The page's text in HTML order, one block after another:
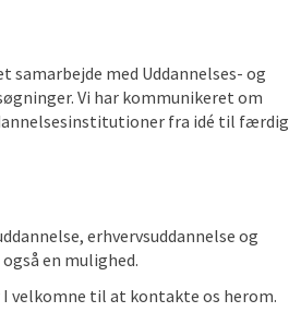
med Uddannelses- og
. Vi har kommunikeret om
fra idé til færdig
erhvervsuddannelse og
en mulighed.
velkomne til at kontakte os herom.